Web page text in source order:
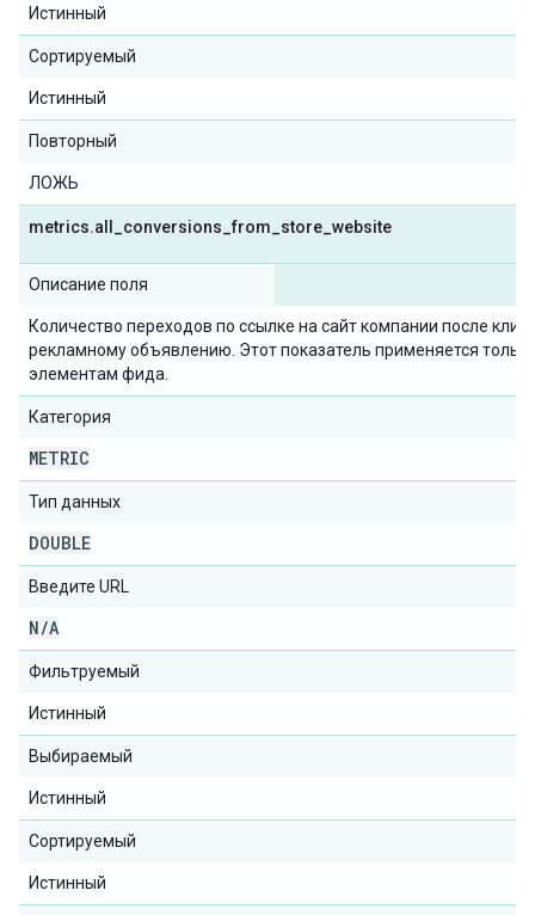
Истинный
Сортируемый
Истинный
Повторный
ЛОЖЬ
metrics.all conversions _from store website
Описание поля
Количество переходов по ссылке на сайт компании после
рекламному объявлению. Этот показатель применяется
элементам фида.
Категория
METRIC
Тип данных
DOUBLE
Введите URL
N/A
Фильтруемый
Истинный
Выбираемый
Истинный
Сортируемый
Истинный